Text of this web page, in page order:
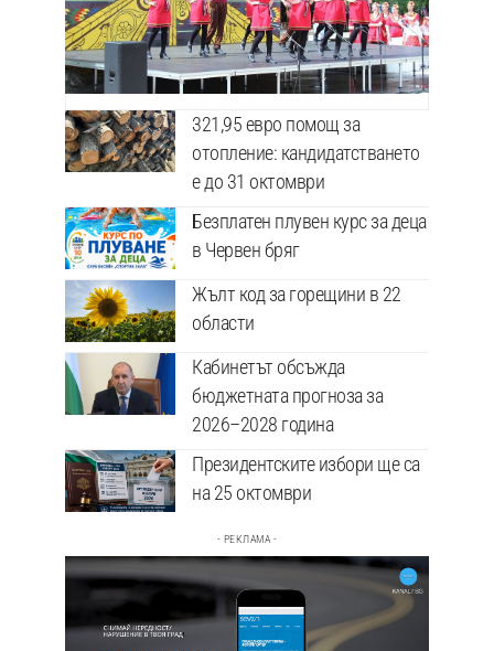
321,95 евро помощ за
отопление: кандидатстването
е до 31 октомври
Безплатен плувен курс за деца
в Червен бряг
Жълт код за горещини в 22
области
Кабинетът обсъжда
бюджетната прогноза за
2026–2028 година
Президентските избори ще са
на 25 октомври
- РЕКЛАМА -